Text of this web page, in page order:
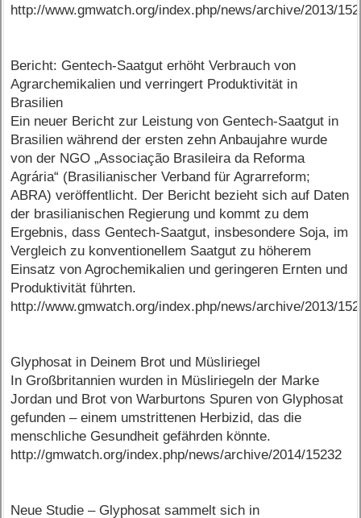
http://www.gmwatch.org/index.php/news/archive/2013/
Bericht: Gentech-Saatgut erhöht Verbrauch von
Agrarchemikalien und verringert Produktivität in
Brasilien
Ein neuer Bericht zur Leistung von Gentech-Saatgut in
Brasilien während der ersten zehn Anbaujahre wurde
von der NGO „Associação Brasileira da Reforma
Agrária“ (Brasilianischer Verband für Agrarreform;
ABRA) veröffentlicht. Der Bericht bezieht sich auf Daten
der brasilianischen Regierung und kommt zu dem
Ergebnis, dass Gentech-Saatgut, insbesondere Soja, im
Vergleich zu konventionellem Saatgut zu höherem
Einsatz von Agrochemikalien und geringeren Ernten und
Produktivität führten.
http://www.gmwatch.org/index.php/news/archive/2013/
Glyphosat in Deinem Brot und Müsliriegel
In Großbritannien wurden in Müsliriegeln der Marke
Jordan und Brot von Warburtons Spuren von Glyphosat
gefunden – einem umstrittenen Herbizid, das die
menschliche Gesundheit gefährden könnte.
http://gmwatch.org/index.php/news/archive/2014/15232
Neue Studie – Glyphosat sammelt sich in